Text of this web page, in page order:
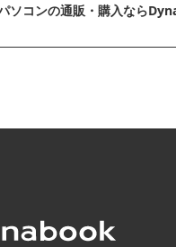
ソコンの通販・購⼊なら